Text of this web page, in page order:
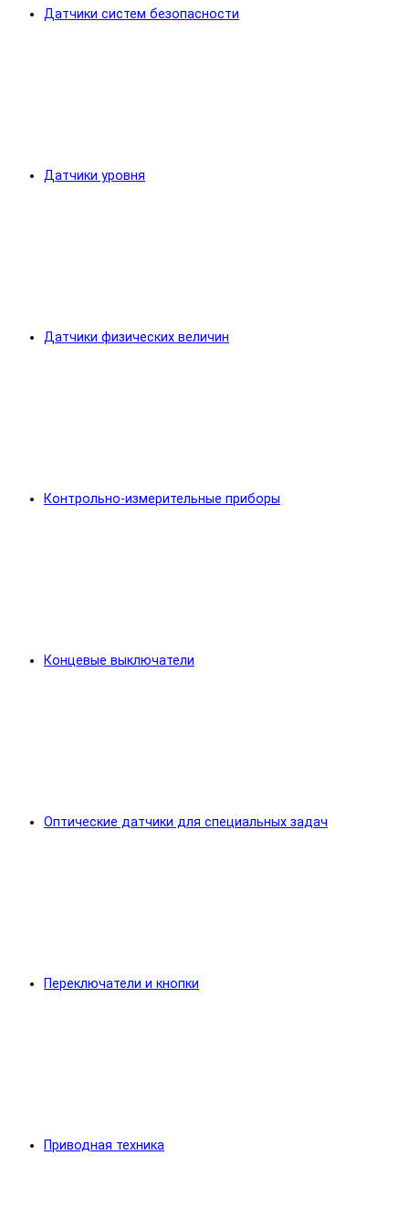
Датчики систем безопасности
Датчики уровня
Датчики физических величин
Контрольно-измерительные приборы
Концевые выключатели
Оптические датчики для специальных задач
Переключатели и кнопки
Приводная техника